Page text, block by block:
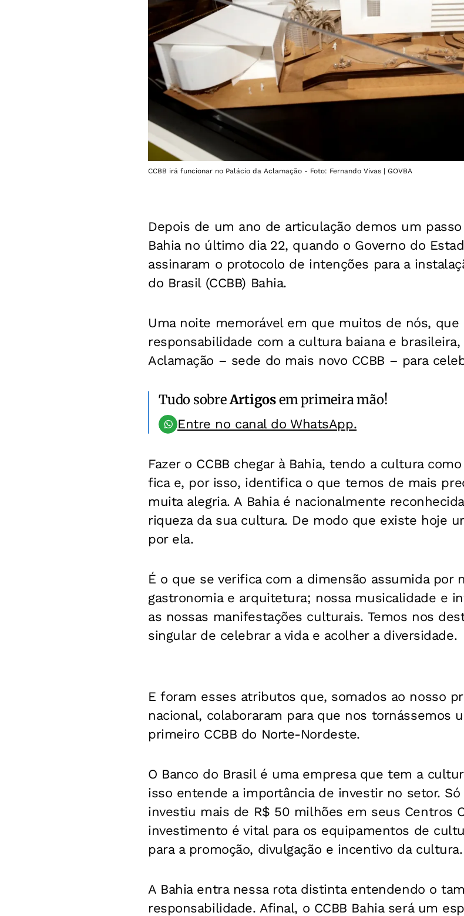
CCBB irá funcionar no Palácio da Aclamação - Foto: Fernando Vivas | GOVBA
Depois de um ano de articulação demos um
Bahia no último dia 22, quando o Governo do
assinaram o protocolo de intenções para a
do Brasil (CCBB) Bahia.
Uma noite memorável em que muitos de nós,
responsabilidade com a cultura baiana e
Aclamação – sede do mais novo CCBB – para
Tudo sobreArtigosem primeira mão!
Entre no canal do WhatsApp.
Fazer o CCBB chegar à Bahia, tendo a cultura
fica e, por isso, identifica o que temos de mais
muita alegria. A Bahia é nacionalmente
riqueza da sua cultura. De modo que existe hoje
por ela.
É o que se verifica com a dimensão assumida por
gastronomia e arquitetura; nossa musicalidade e
as nossas manifestações culturais. Temos nos
singular de celebrar a vida e acolher a diversidade.
E foram esses atributos que, somados ao nosso
nacional, colaboraram para que nos tornássemos
primeiro CCBB do Norte-Nordeste.
O Banco do Brasil é uma empresa que tem a
isso entende a importância de investir no setor.
investiu mais de R$ 50 milhões em seus Centros
investimento é vital para os equipamentos de
para a promoção, divulgação e incentivo da cultura.
A Bahia entra nessa rota distinta entendendo o
responsabilidade. Afinal, o CCBB Bahia será um